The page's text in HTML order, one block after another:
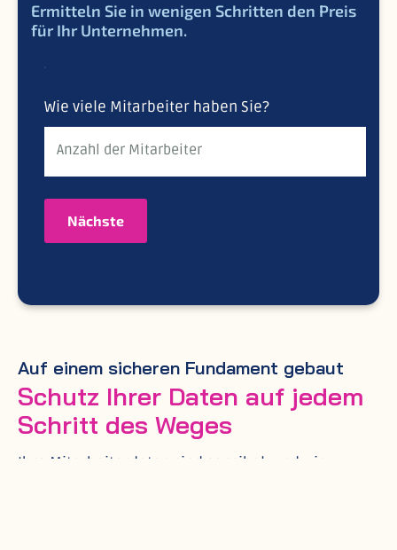
Ermitteln Sie in wenigen Schritten den Preis
für Ihr Unternehmen.
Wie viele Mitarbeiter haben Sie?
Nächste
Auf einem sicheren Fundament gebaut
Schutz Ihrer Daten auf jedem
Schritt des Weges
Ihre Mitarbeiterdaten sind sensibel, und wir